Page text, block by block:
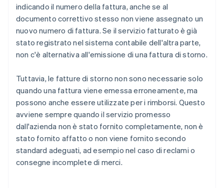
indicando il numero della fattura, anche se al
documento correttivo stesso non viene assegnato un
nuovo numero di fattura. Se il servizio fatturato è già
stato registrato nel sistema contabile dell'altra parte,
non c'è alternativa all'emissione di una fattura di storno.
Tuttavia, le fatture di storno non sono necessarie solo
quando una fattura viene emessa erroneamente, ma
possono anche essere utilizzate per i rimborsi. Questo
avviene sempre quando il servizio promesso
dall'azienda non è stato fornito completamente, non è
stato fornito affatto o non viene fornito secondo
standard adeguati, ad esempio nel caso di reclami o
consegne incomplete di merci.